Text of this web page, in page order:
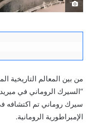
َ
من بين المعالم التاريخية
“السيرك الروماني في
سيرك روماني تم اكتشافه
الإمبراطورية الرومانية.